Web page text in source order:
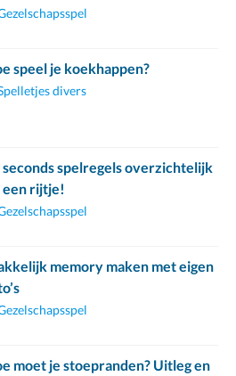
speel je koekhappen?
divers
seconds spelregels overzichtelijk
een rijtje!
memory maken met eigen
moet je stoepranden? Uitleg en